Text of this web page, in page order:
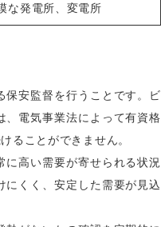
な発電所、変電所
保安監督を行うことです。ビ
、電気事業法によって有資格
ることができません。
高い需要が寄せられる状況
くく、安定した需要が見込